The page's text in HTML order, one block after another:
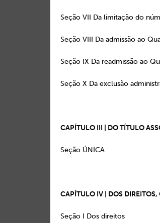
Seção VII Da
Seção VIII Da
Seção IX Da
Seção X Da
CAPÍTULO III | DO TÍTULO
Seção
CAPÍTULO IV | DOS
Seção I